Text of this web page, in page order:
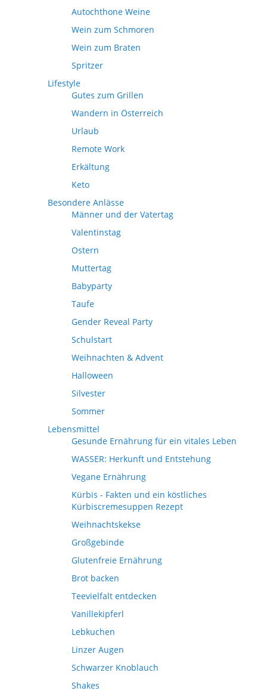
Autochthone Weine
Wein zum Schmoren
Wein zum Braten
Spritzer
Lifestyle
Gutes zum Grillen
Wandern in Österreich
Urlaub
Remote Work
Erkältung
Keto
Besondere Anlässe
Männer und der Vatertag
Valentinstag
Ostern
Muttertag
Babyparty
Taufe
Gender Reveal Party
Schulstart
Weihnachten & Advent
Halloween
Silvester
Sommer
Lebensmittel
Gesunde Ernährung für ein vitales Leben
WASSER: Herkunft und Entstehung
Vegane Ernährung
Kürbis - Fakten und ein köstliches
Kürbiscremesuppen Rezept
Weihnachtskekse
Großgebinde
Glutenfreie Ernährung
Brot backen
Teevielfalt entdecken
Vanillekipferl
Lebkuchen
Linzer Augen
Schwarzer Knoblauch
Shakes